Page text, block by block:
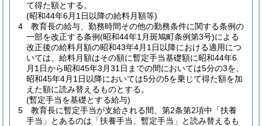
て得た額とする。
(昭和44年6月1日以降の給料月額等)
4
教育長の給与、勤務時間その他の勤務条件に関する条例の
一部を改正する条例(昭和44年1月斑鳩町条例第3号)による
改正後の給料月額の昭和43年4月1日以降における適用につ
いては、給料月額はその額に暫定手当基礎額に昭和44年6
月1日から昭和45年3月31日までの間においては5分の3を、
昭和45年4月1日以降においては5分の5を乗じて得た額を加
えた額に読み替えるものとする。
(暫定手当を基礎とする給与)
5
教育長に暫定手当が支給される間、第2条第2項中「扶養
手当」とあるのは「扶養手当、暫定手当」と読み替えるも